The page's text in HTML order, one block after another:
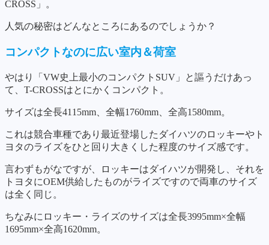
CROSS」。
人気の秘密はどんなところにあるのでしょうか？
コンパクトなのに広い室内＆荷室
やはり「VW史上最小のコンパクトSUV」と謳うだけあっ
て、T-CROSSはとにかくコンパクト。
サイズは全長4115mm、全幅1760mm、全高1580mm。
これは競合車種であり最近登場したダイハツのロッキーやト
ヨタのライズをひと回り大きくした程度のサイズ感です。
言わずもがなですが、ロッキーはダイハツが開発し、それを
トヨタにOEM供給したものがライズですので両車のサイズ
は全く同じ。
ちなみにロッキー・ライズのサイズは全長3995mm×全幅
1695mm×全高1620mm。